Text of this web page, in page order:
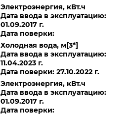
Электроэнергия, кВт.ч
Дата ввода в эксплуатацию:
01.09.2017 г.
Дата поверки:
Холодная вода, м[3*]
Дата ввода в эксплуатацию:
11.04.2023 г.
Дата поверки: 27.10.2022 г.
Электроэнергия, кВт.ч
Дата ввода в эксплуатацию:
01.09.2017 г.
Дата поверки: